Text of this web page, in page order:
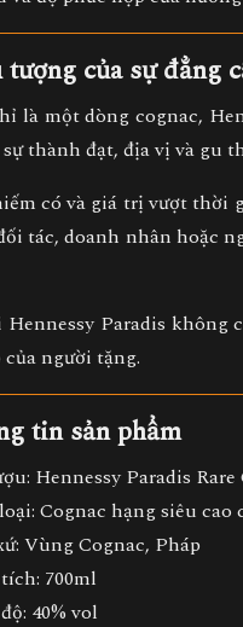
tượng của sự đẳng
là một dòng cognac,
thành đạt, địa vị và gu
có và giá trị vượt thời
tác, doanh nhân hoặc
Hennessy Paradis
của người tặng.
tin sản phẩm
Hennessy Paradis Rare
Cognac hạng siêu cao
Vùng Cognac, Pháp
700ml
40% vol